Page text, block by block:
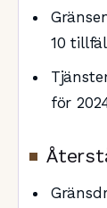
10
för